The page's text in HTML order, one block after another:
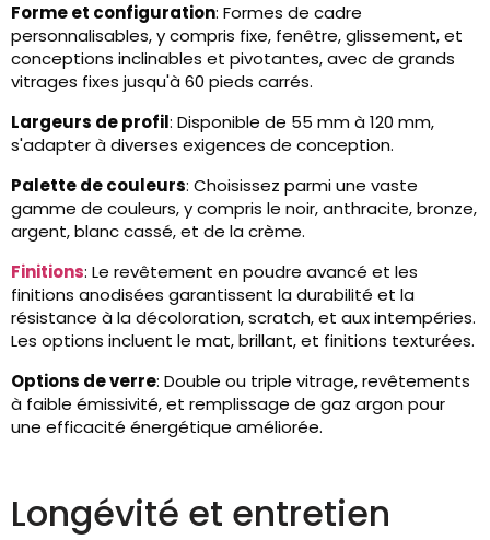
Forme et configuration: Formes de cadre
personnalisables, y compris fixe, fenêtre, glissement, et
conceptions inclinables et pivotantes, avec de grands
vitrages fixes jusqu'à 60 pieds carrés.
Largeurs de profil: Disponible de 55 mm à 120 mm,
s'adapter à diverses exigences de conception.
Palette de couleurs: Choisissez parmi une vaste
gamme de couleurs, y compris le noir, anthracite, bronze,
argent, blanc cassé, et de la crème.
Finitions: Le revêtement en poudre avancé et les
finitions anodisées garantissent la durabilité et la
résistance à la décoloration, scratch, et aux intempéries.
Les options incluent le mat, brillant, et finitions texturées.
Options de verre: Double ou triple vitrage, revêtements
à faible émissivité, et remplissage de gaz argon pour
une efficacité énergétique améliorée.
Longévité et entretien